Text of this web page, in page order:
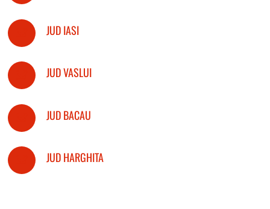
JUD IASI
JUD VASLUI
JUD BACAU
JUD HARGHITA